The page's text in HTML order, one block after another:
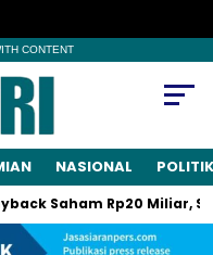
CONTENT
NASIONAL POLITIK
Saham Rp20 Miliar,